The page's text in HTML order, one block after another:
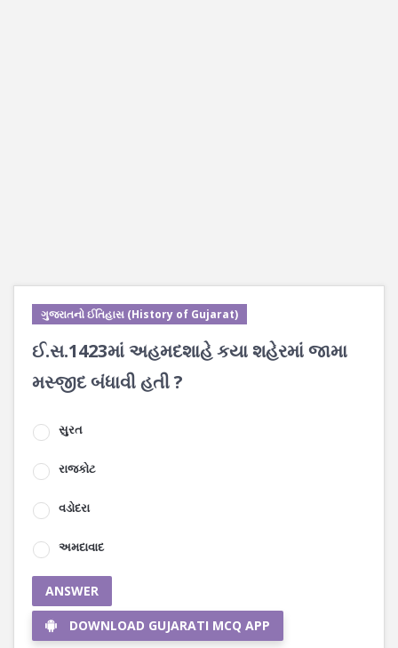
ગુજરાતનો ઈતિહાસ (History of Gujarat)
ઈ.સ.1423માં અહમદશાહે કયા શહેરમાં જામા
મસ્જીદ બંધાવી હતી ?
સુરત
રાજકોટ
વડોદરા
અમદાવાદ
ANSWER
DOWNLOAD GUJARATI MCQ APP